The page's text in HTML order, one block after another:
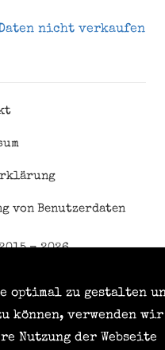
optimal zu gestalten
können, verwenden wir
Nutzung der Webseite
Daten nicht verkaufen
von Benutzerdaten
- 2026